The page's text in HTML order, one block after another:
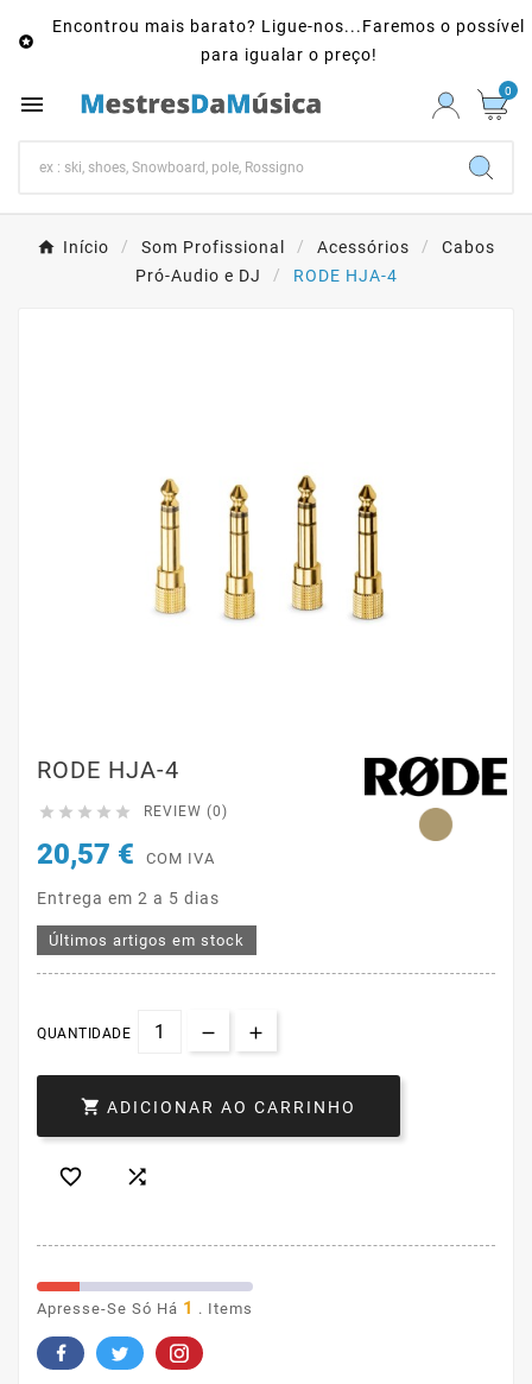

Encontrou mais barato? Ligue-nos...Faremos o possível
para igualar o preço!
 0
Início Som Profissional Acessórios
Cabos
Pró-Audio e DJ
RODE HJA-4
RODE HJA-4
     REVIEW (0)
20,57 € COM IVA
Entrega em 2 a 5 dias
Últimos artigos em stock
QUANTIDADE
 ADICIONAR AO CARRINHO
 
Apresse-Se Só Há 1 . Items